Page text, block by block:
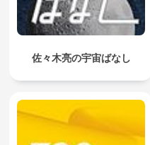
佐々木亮の宇宙ばなし